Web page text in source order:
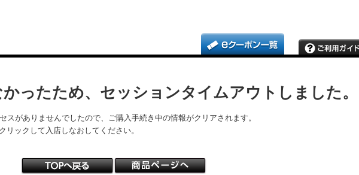
ったため、セッションタイムアウトしました。
スがありませんでしたので、ご購入手続き中の情報がクリアされます。
リックして入店しなおしてください。